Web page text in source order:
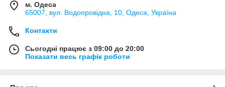
м. Одеса
65007, вул. Водопровідна, 10, Одеса, Україна
Контакти
Сьогодні працює з 09:00 до 20:00
Показати весь графік роботи